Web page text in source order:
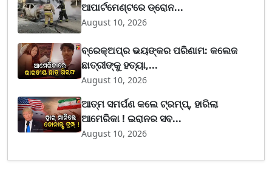
ଆପାର୍ଟମେଣ୍ଟରେ ଡ୍ରୋନ...
August 10, 2026
ବ୍ରେକ୍ଅପ୍‌ର ଭୟଙ୍କର ପରିଣାମ: କଲେଜ
ଛାତ୍ରୀଙ୍କୁ ହତ୍ୟା,...
August 10, 2026
ଆତ୍ମ ସମର୍ପଣ କଲେ ଟ୍ରମ୍ପ୍, ହାରିଲା
ଆମେରିକା ! ଇରାନର ସବ...
August 10, 2026